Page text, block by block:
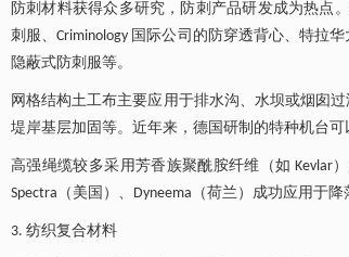
防刺材料获得众多研究，防刺产品研发成为热点。
刺服、Criminology 国际公司的防穿透背心、特拉
隐蔽式防刺服等。
网格结构土工布主要应用于排水沟、水坝或烟囱
堤岸基层加固等。近年来，德国研制的特种机台
高强绳缆较多采用芳香族聚酰胺纤维（如 Kevlar
Spectra（美国）、Dyneema（荷兰）成功应用于
3. 纺织复合材料